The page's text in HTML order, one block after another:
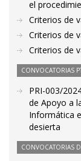
el
Criterios de
Criterios de
Criterios de
CONVOCATORIAS
PRI-003/
de Apoyo a
Informática
desierta
CONVOCATORIAS